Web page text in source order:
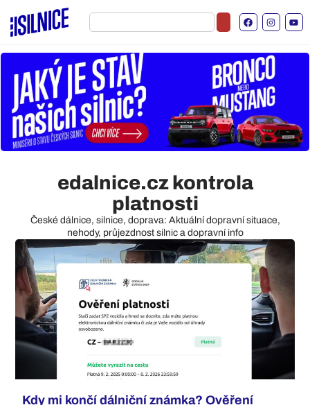
edalnice.cz kontrola
platnosti
České dálnice, silnice, doprava: Aktuální dopravní situace,
nehody, průjezdnost silnic a dopravní info
Kdy mi končí dálniční známka? Ověření